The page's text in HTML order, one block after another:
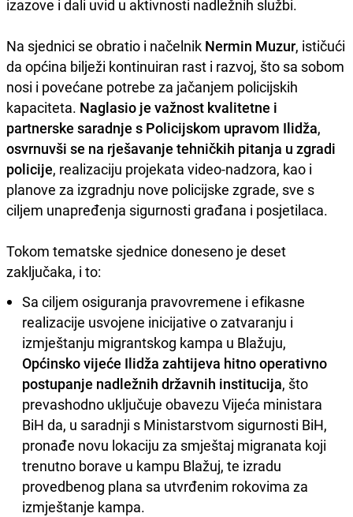
izazove i dali uvid u aktivnosti nadležnih službi.
Na sjednici se obratio i načelnik Nermin Muzur, ističući
da općina bilježi kontinuiran rast i razvoj, što sa sobom
nosi i povećane potrebe za jačanjem policijskih
kapaciteta. Naglasio je važnost kvalitetne i
partnerske saradnje s Policijskom upravom Ilidža,
osvrnuvši se na rješavanje tehničkih pitanja u zgradi
policije, realizaciju projekata video-nadzora, kao i
planove za izgradnju nove policijske zgrade, sve s
ciljem unapređenja sigurnosti građana i posjetilaca.
Tokom tematske sjednice doneseno je deset
zaključaka, i to:
Sa ciljem osiguranja pravovremene i efikasne
realizacije usvojene inicijative o zatvaranju i
izmještanju migrantskog kampa u Blažuju,
Općinsko vijeće Ilidža zahtijeva hitno operativno
postupanje nadležnih državnih institucija, što
prevashodno uključuje obavezu Vijeća ministara
BiH da, u saradnji s Ministarstvom sigurnosti BiH,
pronađe novu lokaciju za smještaj migranata koji
trenutno borave u kampu Blažuj, te izradu
provedbenog plana sa utvrđenim rokovima za
izmještanje kampa.